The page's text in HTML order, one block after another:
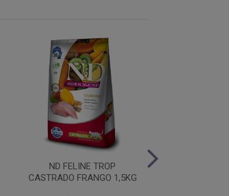
ND FELINE TROP
CASTRADO FRANGO 1,5KG